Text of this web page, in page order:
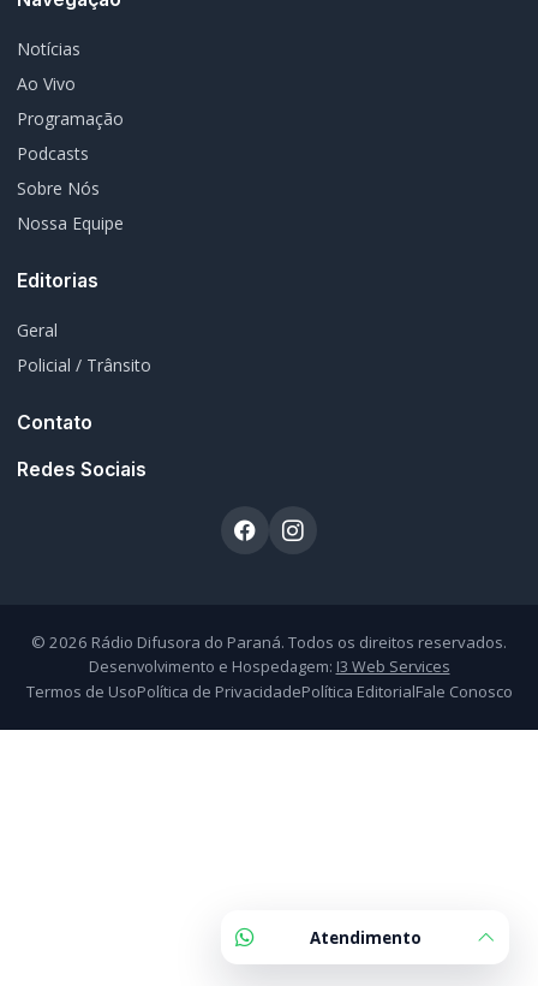
Notícias
Ao Vivo
Programação
Podcasts
Sobre Nós
Nossa Equipe
Editorias
Geral
Policial / Trânsito
Contato
Redes Sociais
© 2026 Rádio Difusora do Paraná. Todos os direitos reservados.
Desenvolvimento e Hospedagem: I3 Web Services
Termos de UsoPolítica de PrivacidadePolítica EditorialFale Conosco
Atendimento